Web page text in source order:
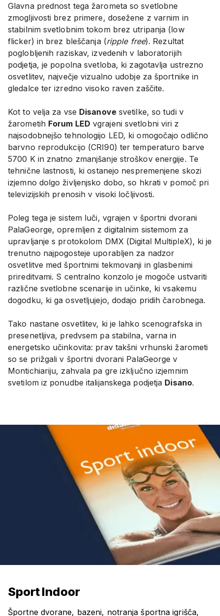
Glavna prednost tega žarometa so svetlobne
zmogljivosti brez primere, dosežene z varnim in
stabilnim svetlobnim tokom brez utripanja (low
flicker) in brez bleščanja (ripple free). Rezultat
poglobljenih raziskav, izvedenih v laboratorijih
podjetja, je popolna svetloba, ki zagotavlja ustrezno
osvetlitev, največje vizualno udobje za športnike in
gledalce ter izredno visoko raven zaščite.
Kot to velja za vse Disanovesvetilke, so tudi v
žarometih Forum LED vgrajeni svetlobni viri z
najsodobnejšo tehnologijo LED, ki omogočajo odlično
barvno reprodukcijo (CRI90) ter temperaturo barve
5700 K in znatno zmanjšanje stroškov energije. Te
tehnične lastnosti, ki ostanejo nespremenjene skozi
izjemno dolgo življenjsko dobo, so hkrati v pomoč pri
televizijskih prenosih v visoki ločljivosti.
Poleg tega je sistem luči, vgrajen v športni dvorani
PalaGeorge, opremljen z digitalnim sistemom za
upravljanje s protokolom DMX (Digital MultipleX), ki je
trenutno najpogosteje uporabljen za nadzor
osvetlitve med športnimi tekmovanji in glasbenimi
prireditvami. S centralno konzolo je mogoče ustvariti
različne svetlobne scenarije in učinke, ki vsakemu
dogodku, ki ga osvetljujejo, dodajo pridih čarobnega.
Tako nastane osvetlitev, ki je lahko scenografska in
presenetljiva, predvsem pa stabilna, varna in
energetsko učinkovita: prav takšni vrhunski žarometi
so se prižgali v športni dvorani PalaGeorge v
Montichiariju, zahvala pa gre izključno izjemnim
svetilom iz ponudbe italijanskega podjetja Disano.
Sport Indoor
Športne dvorane, bazeni, notranja športna igrišča,